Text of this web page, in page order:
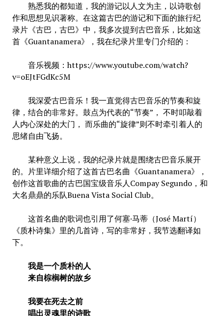
熟悉我的都知道，我的游记以人文为主，以诗歌创
作和思想见识著称。在这篇古巴的游记和下面的旅行纪
录片《古巴，古巴》中，我多次提到古巴音乐，比如这
首《Guantanamera》，我在纪录片里专门介绍的：
音乐视频：https://www.youtube.com/watch?
v=oEJtFGdKc5M
我深爱古巴音乐！我一直觉得古巴音乐的节奏和旋
律，结合的非常好。鼓点为代表的“节奏”， 不时叩敲着
人内心深处的大门， 而乐曲的“旋律”则不时牵引着人的
思绪自由飞扬。
某种意义上说，我的纪录片就是围绕古巴音乐展开
的。片里详细介绍了这首古巴名曲《Guantanamera》，
创作这首歌曲的古巴国宝级音乐人Compay Segundo，和
大名鼎鼎的乐队Buena Vista Social Club。
这首名曲的歌词也引用了何塞·马蒂（José Martí）
《质朴诗集》里的几首诗，写的非常好，我节选翻译如
下。
我是一个质朴的人
来自棕榈树的故乡
我要在死去之前
唱出灵魂里的诗歌